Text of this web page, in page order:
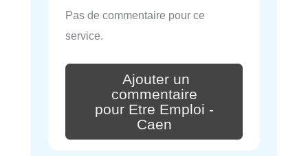
Pas de commentaire pour ce
service.
Ajouter un
commentaire
pour Etre Emploi -
Caen